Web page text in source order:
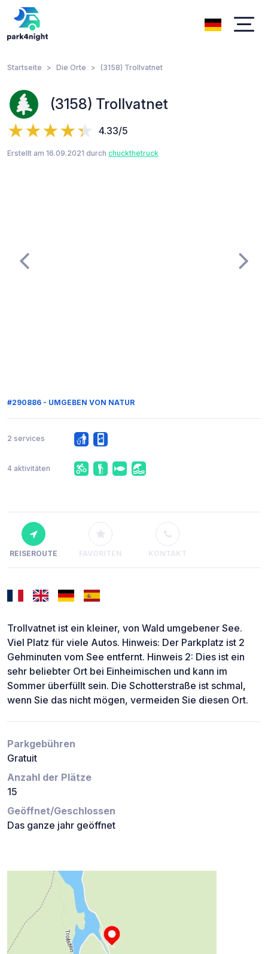
Startseite Die Orte (3158) Trollvatnet
(3158) Trollvatnet
4.33/5
Erstellt am 16.09.2021 durch chuckthetruck
#290886 - UMGEBEN VON NATUR
2 services
4 aktivitäten
REISEROUTE FAVORITEN KONTAKT
Trollvatnet ist ein kleiner, von Wald umgebener See.
Viel Platz für viele Autos. Hinweis: Der Parkplatz ist 2
Gehminuten vom See entfernt. Hinweis 2: Dies ist ein
sehr beliebter Ort bei Einheimischen und kann im
Sommer überfüllt sein. Die Schotterstraße ist schmal,
wenn Sie das nicht mögen, vermeiden Sie diesen Ort.
Parkgebühren
Gratuit
Anzahl der Plätze
15
Geöffnet/Geschlossen
Das ganze jahr geöffnet